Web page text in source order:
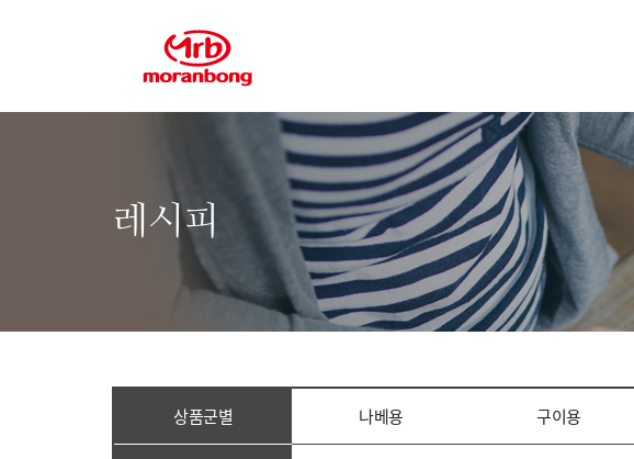
레시피
상품군별 나베용 구이용